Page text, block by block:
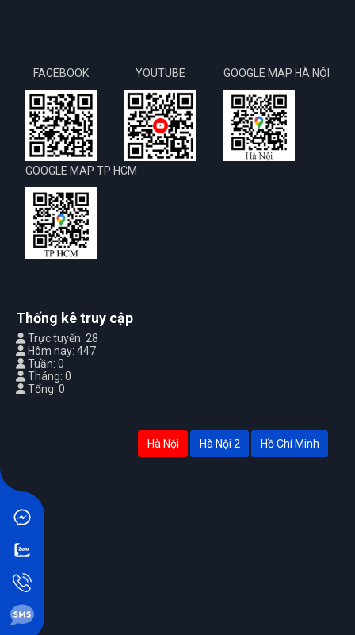
FACEBOOK YOUTUBE GOOGLE MAP HÀ NỘI
GOOGLE MAP TP HCM
Thống kê truy cập
Trực tuyến: 28
Hôm nay: 447
Tuần: 0
Tháng: 0
Tổng: 0
Hà Nội Hà Nội 2 Hồ Chí Minh